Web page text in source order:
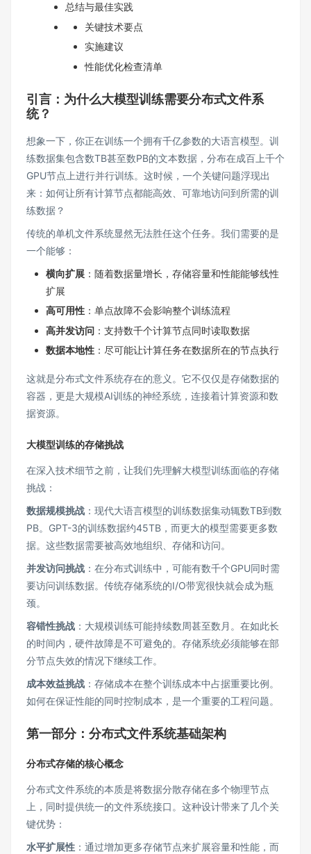
总结与最佳实践
关键技术要点
实施建议
性能优化检查清单
引言：为什么大模型训练需要分布式文件系
统？
想象一下，你正在训练一个拥有千亿参数的大语言模型。训
练数据集包含数TB甚至数PB的文本数据，分布在成百上千个
GPU节点上进行并行训练。这时候，一个关键问题浮现出
来：如何让所有计算节点都能高效、可靠地访问到所需的训
练数据？
传统的单机文件系统显然无法胜任这个任务。我们需要的是
一个能够：
横向扩展 ：随着数据量增长，存储容量和性能能够线性
扩展
高可用性 ：单点故障不会影响整个训练流程
高并发访问 ：支持数千个计算节点同时读取数据
数据本地性 ：尽可能让计算任务在数据所在的节点执行
这就是分布式文件系统存在的意义。它不仅仅是存储数据的
容器，更是大规模AI训练的神经系统，连接着计算资源和数
据资源。
大模型训练的存储挑战
在深入技术细节之前，让我们先理解大模型训练面临的存储
挑战：
数据规模挑战 ：现代大语言模型的训练数据集动辄数TB到数
PB。GPT-3的训练数据约45TB，而更大的模型需要更多数
据。这些数据需要被高效地组织、存储和访问。
并发访问挑战 ：在分布式训练中，可能有数千个GPU同时需
要访问训练数据。传统存储系统的I/O带宽很快就会成为瓶
颈。
容错性挑战 ：大规模训练可能持续数周甚至数月。在如此长
的时间内，硬件故障是不可避免的。存储系统必须能够在部
分节点失效的情况下继续工作。
成本效益挑战 ：存储成本在整个训练成本中占据重要比例。
如何在保证性能的同时控制成本，是一个重要的工程问题。
第一部分：分布式文件系统基础架构
分布式存储的核心概念
分布式文件系统的本质是将数据分散存储在多个物理节点
上，同时提供统一的文件系统接口。这种设计带来了几个关
键优势：
水平扩展性 ：通过增加更多存储节点来扩展容量和性能，而